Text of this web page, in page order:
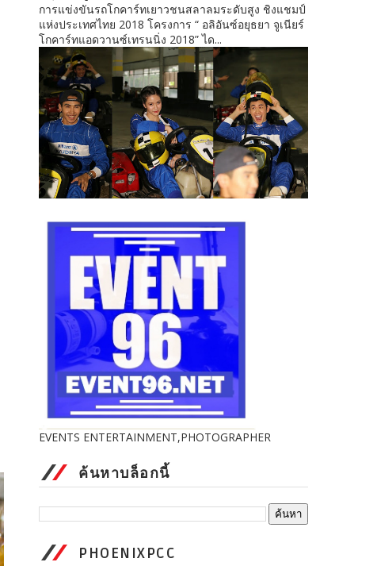
การแข่งขันรถโกคาร์ทเยาวชนสลาลมระดับสูง ชิงแชมป์
แห่งประเทศไทย 2018 โครงการ “ อลิอันซ์อยุธยา จูเนียร์
โกคาร์ทแอดวานซ์เทรนนิ่ง 2018” ได...
EVENTS ENTERTAINMENT,PHOTOGRAPHER
ค้นหาบล็อกนี้
PHOENIXPCC